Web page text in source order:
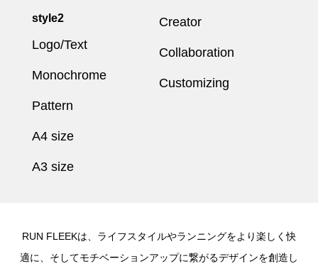
style2
Logo/Text
Monochrome
Pattern
A4 size
A3 size
Creator
Collaboration
Customizing
RUN FLEEKは、ライフスタイルやランニングをより楽しく快
適に、そしてモチベーションアップに繋がるデザインを創造し